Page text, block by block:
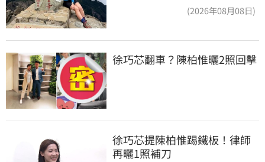
(2026年08月08日)
徐巧芯翻車？陳柏惟曬2照回擊
徐巧芯提陳柏惟踢鐵板！律師
再曬1照補刀